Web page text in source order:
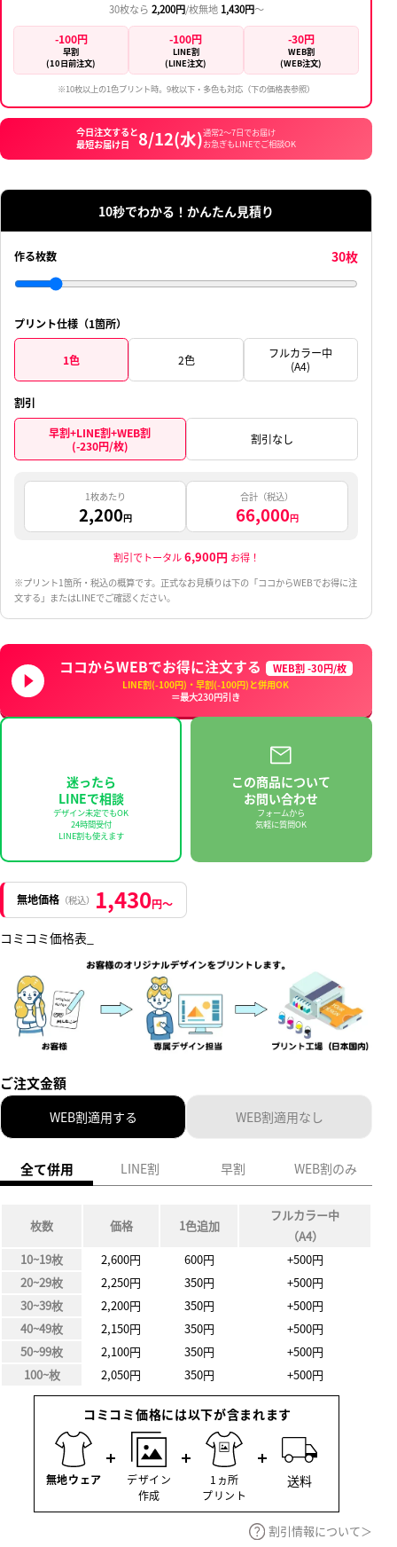
30枚なら 2,200円/枚無地 1,430円〜
-100円
早割
(10日前注文)
-100円
LINE割
(LINE注文)
-30円
WEB割
(WEB注文)
※10枚以上の1色プリント時。9枚以下・多色も対応（下の価格表参照）
今日注文すると
最短お届け日
8/12(水)通常2〜7日でお届け
お急ぎもLINEでご相談OK
10秒でわかる！かんたん見積り
作る枚数 30枚
プリント仕様（1箇所）
1色 2色
フルカラー中
(A4)
割引
早割+LINE割+WEB割
(-230円/枚)
割引なし
1枚あたり
2,200円
合計（税込）
66,000円
割引でトータル6,900円 お得！
※プリント1箇所・税込の概算です。正式なお見積りは下の「ココからWEBでお得に注
文する」またはLINEでご確認ください。
ココからWEBでお得に注文する WEB割 -30円/枚
LINE割(-100円)・早割(-100円)と併用OK
＝最大230円引き
迷ったら
LINEで相談
デザイン未定でもOK
24時間受付
LINE割も使えます
この商品について
お問い合わせ
フォームから
気軽に質問OK
無地価格（税込） 1,430円〜
コミコミ価格表_
ご注文金額
WEB割適用する WEB割適用なし
全て併用 LINE割 早割 WEB割のみ
枚数 価格 1色追加
フルカラー中
（A4）
10~19枚
2,600円 600円
+500円
20~29枚
2,250円 350円
+500円
30~39枚
2,200円 350円
+500円
40~49枚
2,150円 350円
+500円
50~99枚
2,100円 350円
+500円
100~枚
2,050円 350円 +500円
割引情報について